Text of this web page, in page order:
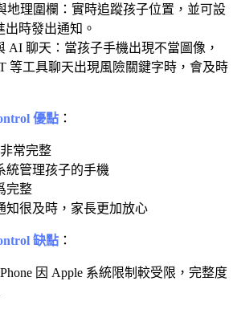
地理圍欄：實時追蹤孩子位置，並可設
時發出通知。
AI 聊天：當孩子手機出現不當圖像，
等工具聊天出現風險關鍵字時，會及時
優點 ：
常完整
統管理孩子的手機
完整
知很及時，家長更加放心
缺點 ：
因 Apple 系統限制較受限，完整度